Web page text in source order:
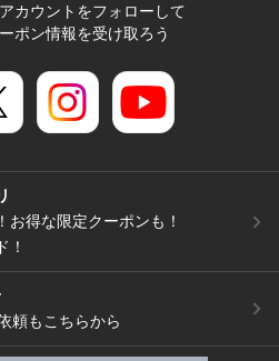
カウントをフォローして
ポン情報を受け取ろう
お得な限定クーポンも！
！
頼もこちらから